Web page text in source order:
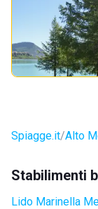
Spiagge.it Alto
Stabilimenti
Lido Marinella